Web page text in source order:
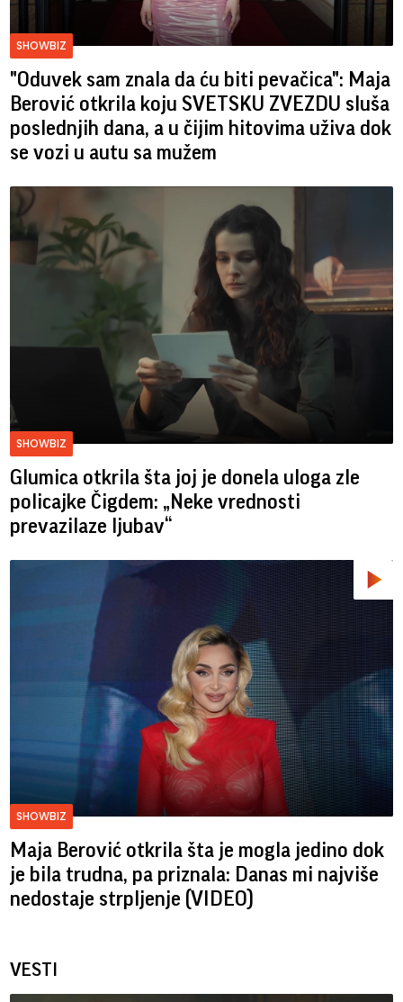
SHOWBIZ
"Oduvek sam znala da ću biti pevačica": Maja
Berović otkrila koju SVETSKU ZVEZDU sluša
poslednjih dana, a u čijim hitovima uživa dok
se vozi u autu sa mužem
SHOWBIZ
Glumica otkrila šta joj je donela uloga zle
policajke Čigdem: „Neke vrednosti
prevazilaze ljubav“
SHOWBIZ
Maja Berović otkrila šta je mogla jedino dok
je bila trudna, pa priznala: Danas mi najviše
nedostaje strpljenje (VIDEO)
VESTI